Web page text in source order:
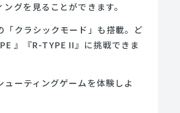
グを見ることができます。
「クラシックモード」も搭載。ど
』『R-TYPE II』に挑戦できま
ューティングゲームを体験しよ